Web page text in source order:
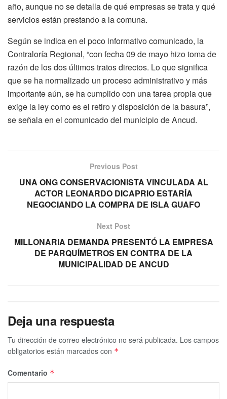
año, aunque no se detalla de qué empresas se trata y qué
servicios están prestando a la comuna.
Según se indica en el poco informativo comunicado, la
Contraloría Regional, “con fecha 09 de mayo hizo toma de
razón de los dos últimos tratos directos. Lo que significa
que se ha normalizado un proceso administrativo y más
importante aún, se ha cumplido con una tarea propia que
exige la ley como es el retiro y disposición de la basura”,
se señala en el comunicado del municipio de Ancud.
Previous Post
UNA ONG CONSERVACIONISTA VINCULADA AL
ACTOR LEONARDO DICAPRIO ESTARÍA
NEGOCIANDO LA COMPRA DE ISLA GUAFO
Next Post
MILLONARIA DEMANDA PRESENTÓ LA EMPRESA
DE PARQUÍMETROS EN CONTRA DE LA
MUNICIPALIDAD DE ANCUD
Deja una respuesta
Tu dirección de correo electrónico no será publicada. Los campos
obligatorios están marcados con *
Comentario *